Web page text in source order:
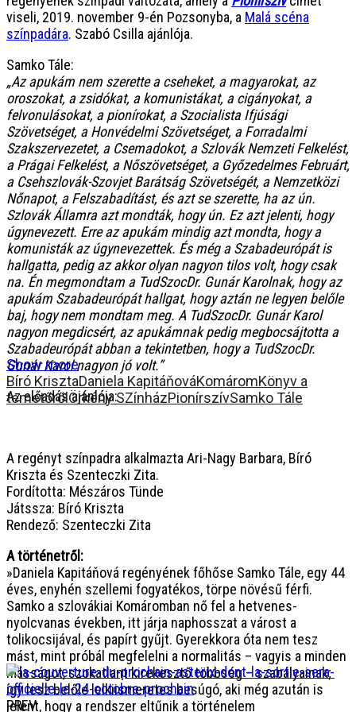
viseli, 2019. november 9-én Pozsonyba, a Malá scéna
színpadára. Szabó Csilla ajánlója.
Samko Tále:
„Az apukám nem szerette a cseheket, a magyarokat, az
oroszokat, a zsidókat, a komunistákat, a cigányokat, a
felvonulásokat, a pionírokat, a Szocialista Ifjúsági
Szövetséget, a Honvédelmi Szövetséget, a Forradalmi
Szakszervezetet, a Csemadokot, a Szlovák Nemzeti Felkelést,
a Prágai Felkelést, a Nőszövetséget, a Győzedelmes Februárt,
a Csehszlovák-Szovjet Barátság Szövetségét, a Nemzetközi
Nőnapot, a Felszabadítást, és azt se szerette, ha az ún.
Szlovák Államra azt mondták, hogy ún. Ez azt jelenti, hogy
úgynevezett. Erre az apukám mindig azt mondta, hogy a
komunisták az úgynevezettek. És még a Szabadeurópát is
hallgatta, pedig az akkor olyan nagyon tilos volt, hogy csak
na. Én megmondtam a TudSzocDr. Gunár Karolnak, hogy az
apukám Szabadeurópát hallgat, hogy aztán ne legyen belőle
baj, hogy nem mondtam meg. A TudSzocDr. Gunár Karol
nagyon megdicsért, az apukámnak pedig megbocsájtotta a
Szabadeurópát abban a tekintetben, hogy a TudSzocDr.
Gunár Karol nagyon jó volt.”
Az előadás ajánlója:
A regényt színpadra alkalmazta Ari-Nagy Barbara, Bíró
Kriszta és Szenteczki Zita.
Fordította: Mészáros Tünde
Játssza: Bíró Kriszta
Rendező: Szenteczki Zita
A történetről:
»Daniela Kapitáňová regényének főhőse Samko Tále, egy 44
éves, enyhén szellemi fogyatékos, törpe növésű férfi.
Samko a szlovákiai Komáromban nő fel a hetvenes-
nyolcvanas években, itt járja naphosszat a várost a
tolikocsijával, és papírt gyűjt. Gyerekkora óta nem tesz
mást, mint próbál megfelelni a normalitás – vagyis a minden
másságot, szokatlant kirekesztő többség – szabályainak;
így lesz belőle lelkiismeretes besúgó, aki még azután is
jelent, hogy a rendszer eltűnik a történelem
Show more
Bíró KrisztaDaniela KapitáňováKomáromKönyv a
temetőrőlÖrkény SZínházPionírszívSamko Tále
PREV